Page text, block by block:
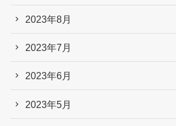
2023年8月
2023年7月
2023年6月
2023年5月